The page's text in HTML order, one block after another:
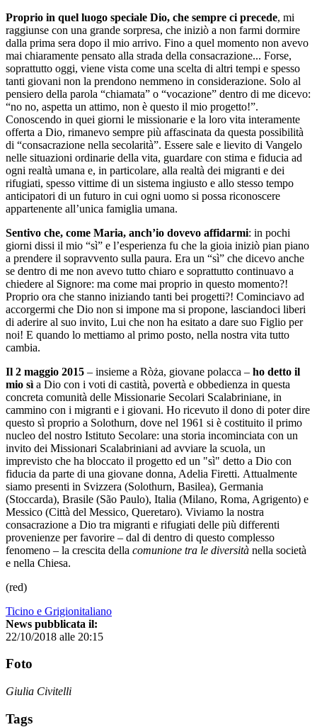
Proprio in quel luogo speciale Dio, che sempre ci precede, mi
raggiunse con una grande sorpresa, che iniziò a non farmi dormire
dalla prima sera dopo il mio arrivo. Fino a quel momento non avevo
mai chiaramente pensato alla strada della consacrazione... Forse,
soprattutto oggi, viene vista come una scelta di altri tempi e spesso
tanti giovani non la prendono nemmeno in considerazione. Solo al
pensiero della parola “chiamata” o “vocazione” dentro di me dicevo:
“no no, aspetta un attimo, non è questo il mio progetto!”.
Conoscendo in quei giorni le missionarie e la loro vita interamente
offerta a Dio, rimanevo sempre più affascinata da questa possibilità
di “consacrazione nella secolarità”. Essere sale e lievito di Vangelo
nelle situazioni ordinarie della vita, guardare con stima e fiducia ad
ogni realtà umana e, in particolare, alla realtà dei migranti e dei
rifugiati, spesso vittime di un sistema ingiusto e allo stesso tempo
anticipatori di un futuro in cui ogni uomo si possa riconoscere
appartenente all’unica famiglia umana.
Sentivo che, come Maria, anch’io dovevo affidarmi: in pochi
giorni dissi il mio “sì” e l’esperienza fu che la gioia iniziò pian piano
a prendere il sopravvento sulla paura. Era un “sì” che dicevo anche
se dentro di me non avevo tutto chiaro e soprattutto continuavo a
chiedere al Signore: ma come mai proprio in questo momento?!
Proprio ora che stanno iniziando tanti bei progetti?! Cominciavo ad
accorgermi che Dio non si impone ma si propone, lasciandoci liberi
di aderire al suo invito, Lui che non ha esitato a dare suo Figlio per
noi! E quando lo mettiamo al primo posto, nella nostra vita tutto
cambia.
Il 2 maggio 2015 – insieme a Ròża, giovane polacca – ho detto il
mio sì a Dio con i voti di castità, povertà e obbedienza in questa
concreta comunità delle Missionarie Secolari Scalabriniane, in
cammino con i migranti e i giovani. Ho ricevuto il dono di poter dire
questo sì proprio a Solothurn, dove nel 1961 si è costituito il primo
nucleo del nostro Istituto Secolare: una storia incominciata con un
invito dei Missionari Scalabriniani ad avviare la scuola, un
imprevisto che ha bloccato il progetto ed un "sì" detto a Dio con
fiducia da parte di una giovane donna, Adelia Firetti. Attualmente
siamo presenti in Svizzera (Solothurn, Basilea), Germania
(Stoccarda), Brasile (São Paulo), Italia (Milano, Roma, Agrigento) e
Messico (Città del Messico, Queretaro). Viviamo la nostra
consacrazione a Dio tra migranti e rifugiati delle più differenti
provenienze per favorire – dal di dentro di questo complesso
fenomeno – la crescita della comunione tra le diversità nella società
e nella Chiesa.
(red)
Ticino e Grigionitaliano
News pubblicata il:
22/10/2018 alle 20:15
Foto
Giulia Civitelli
Tags